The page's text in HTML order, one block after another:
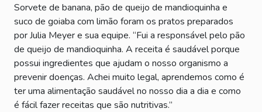
Sorvete de banana, pão de queijo de mandioquinha e
suco de goiaba com limão foram os pratos preparados
por Julia Meyer e sua equipe. “Fui a responsável pelo pão
de queijo de mandioquinha. A receita é saudável porque
possui ingredientes que ajudam o nosso organismo a
prevenir doenças. Achei muito legal, aprendemos como é
ter uma alimentação saudável no nosso dia a dia e como
é fácil fazer receitas que são nutritivas.”